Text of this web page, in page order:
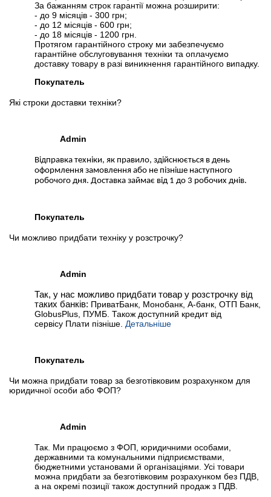
За бажанням строк гарантії можна розширити:
- до 9 місяців - 300 грн;
- до 12 місяців - 600 грн;
- до 18 місяців - 1200 грн.
Протягом гарантійного строку ми забезпечуємо
гарантійне обслуговування техніки та оплачуємо
доставку товару в разі виникнення гарантійного випадку.
Покупатель
Які строки доставки техніки?
Admin
Відправка техніки, як правило, здійснюється в день
оформлення замовлення або не пізніше наступного
робочого дня. Доставка займає від 1 до 3 робочих днів.
Покупатель
Чи можливо придбати техніку у розстрочку?
Admin
Так, у нас можливо придбати товар у розстрочку від
таких банків: ПриватБанк, Монобанк, А-банк, ОТП Банк,
GlobusPlus, ПУМБ. Також доступний кредит від
сервісу Плати пізніше. Детальніше
Покупатель
Чи можна придбати товар за безготівковим розрахунком для
юридичної особи або ФОП?
Admin
Так. Ми працюємо з ФОП, юридичними особами,
державними та комунальними підприємствами,
бюджетними установами й організаціями. Усі товари
можна придбати за безготівковим розрахунком без ПДВ,
а на окремі позиції також доступний продаж з ПДВ.